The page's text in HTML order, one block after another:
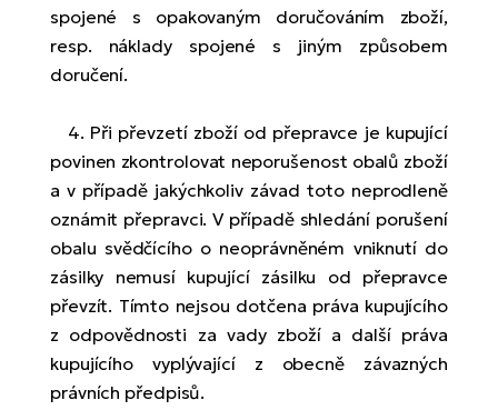
spojené s opakovaným doručováním zboží,
resp. náklady spojené s jiným způsobem
doručení.
4. Při převzetí zboží od přepravce je kupující
povinen zkontrolovat neporušenost obalů zboží
a v případě jakýchkoliv závad toto neprodleně
oznámit přepravci. V případě shledání porušení
obalu svědčícího o neoprávněném vniknutí do
zásilky nemusí kupující zásilku od přepravce
převzít. Tímto nejsou dotčena práva kupujícího
z odpovědnosti za vady zboží a další práva
kupujícího vyplývající z obecně závazných
právních předpisů.